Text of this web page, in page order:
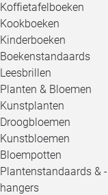
Koffietafelboeken
Kookboeken
Kinderboeken
Boekenstandaards
Leesbrillen
Planten & Bloemen
Kunstplanten
Droogbloemen
Kunstbloemen
Bloempotten
Plantenstandaards & -
hangers